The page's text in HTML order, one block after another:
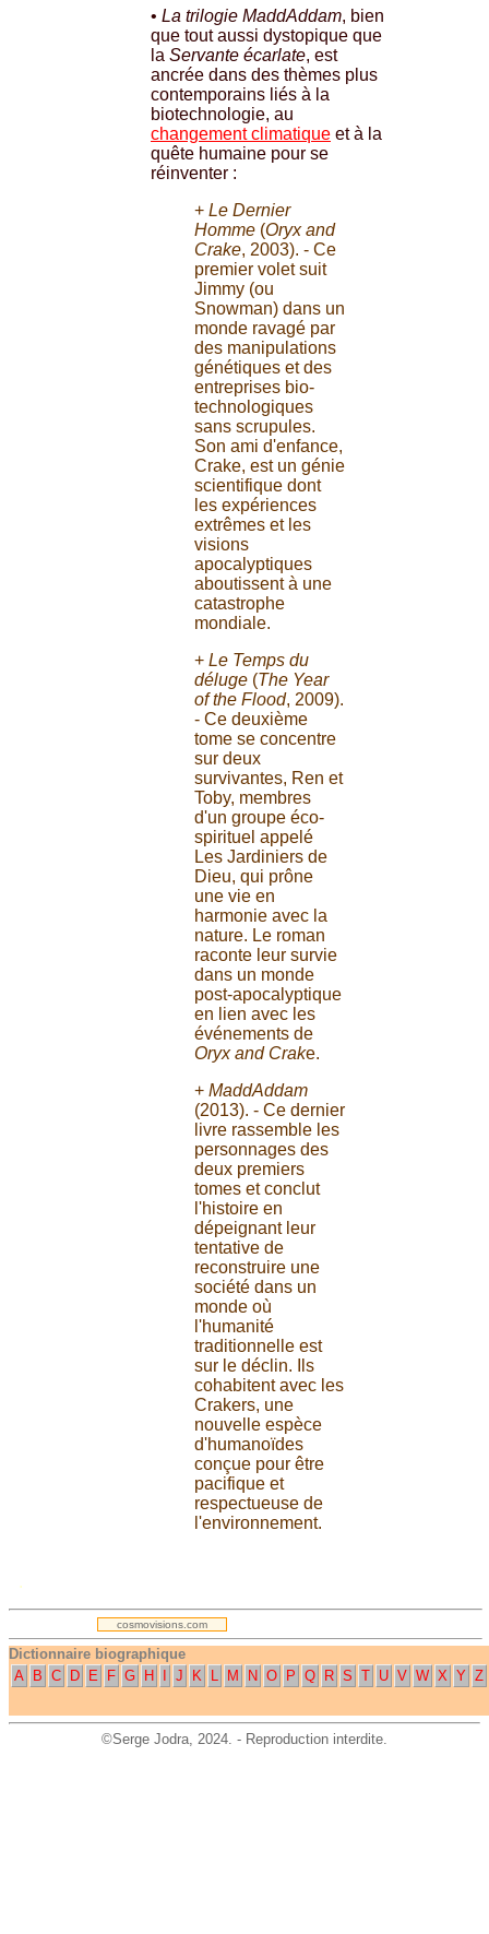
• La trilogie MaddAddam, bien
que tout aussi dystopique que
la Servante écarlate, est
ancrée dans des thèmes plus
contemporains liés à la
biotechnologie, au
changement climatique et à la
quête humaine pour se
réinventer :
+ Le Dernier
Homme (Oryx and
Crake, 2003). - Ce
premier volet suit
Jimmy (ou
Snowman) dans un
monde ravagé par
des manipulations
génétiques et des
entreprises bio-
technologiques
sans scrupules.
Son ami d'enfance,
Crake, est un génie
scientifique dont
les expériences
extrêmes et les
visions
apocalyptiques
aboutissent à une
catastrophe
mondiale.
+ Le Temps du
déluge (The Year
of the Flood, 2009).
- Ce deuxième
tome se concentre
sur deux
survivantes, Ren et
Toby, membres
d'un groupe éco-
spirituel appelé
Les Jardiniers de
Dieu, qui prône
une vie en
harmonie avec la
nature. Le roman
raconte leur survie
dans un monde
post-apocalyptique
en lien avec les
événements de
Oryx and Crake.
+ MaddAddam
(2013). - Ce dernier
livre rassemble les
personnages des
deux premiers
tomes et conclut
l'histoire en
dépeignant leur
tentative de
reconstruire une
société dans un
monde où
l'humanité
traditionnelle est
sur le déclin. Ils
cohabitent avec les
Crakers, une
nouvelle espèce
d'humanoïdes
conçue pour être
pacifique et
respectueuse de
l'environnement.
.
cosmovisions.com
Dictionnaire biographique
A
B C D E F G H J K L M N O P Q R S T U V W X Y Z
©Serge Jodra, 2024. - Reproduction interdite.